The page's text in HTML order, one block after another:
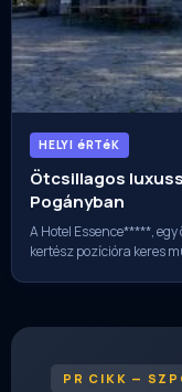
HELYI éRTéK
Ötcsillagos
Pogányban
A Hotel Essence*****,
kertész pozícióra keres
PR CIKK —